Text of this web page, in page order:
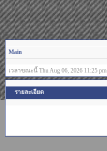
Main
เวลาขณะนี้ Thu Aug 06, 2026 11:25 pm
รายละเอียด